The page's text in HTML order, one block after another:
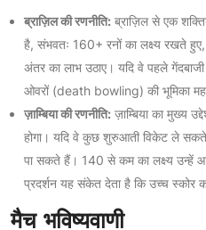
ब्राज़िल की रणनीति: ब्राज़िल से एक
है, संभवतः 160+ रनों का लक्ष्य रखते
अंतर का लाभ उठाए। यदि वे पहले
ओवरों (death bowling) की भूमिका
ज़ाम्बिया की रणनीति: ज़ाम्बिया का मुख्य
होगा। यदि वे कुछ शुरुआती विकेट ले
पा सकते हैं। 140 से कम का लक्ष्य उन्हें
प्रदर्शन यह संकेत देता है कि उच्च स्कोर
मैच भविष्यवाणी